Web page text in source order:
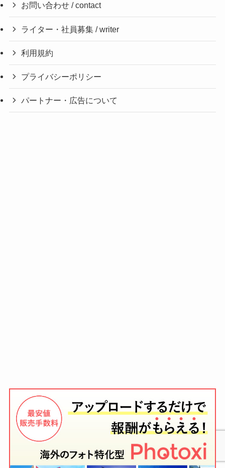
お問い合わせ / contact
ライター・社員募集 / writer
利用規約
プライバシーポリシー
パートナー・広告について